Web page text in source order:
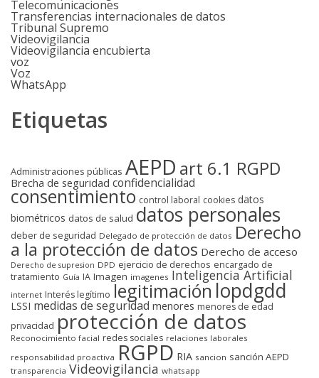
Telecomunicaciones
Transferencias internacionales de datos
Tribunal Supremo
Videovigilancia
Videovigilancia encubierta
voz
Voz
WhatsApp
Etiquetas
Administraciones públicas AEPD art 6.1 RGPD
Brecha de seguridad confidencialidad
consentimiento control laboral cookies datos
biométricos datos de salud datos personales
deber de seguridad Delegado de protección de datos Derecho
a la protección de datos Derecho de acceso
Derecho de supresion DPD ejercicio de derechos encargado de
tratamiento Guía IA Imagen imagenes Inteligencia Artificial
internet Interés legítimo legitimación lopdgdd
LSSI medidas de seguridad menores menores de edad
privacidad protección de datos
Reconocimiento facial redes sociales relaciones laborales
responsabilidad proactiva RGPD RIA sancion sanción AEPD
transparencia Videovigilancia whatsapp